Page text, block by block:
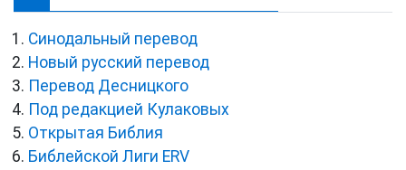
Синодальный перевод
Новый русский перевод
Перевод Десницкого
Под редакцией Кулаковых
Открытая Библия
Библейской Лиги ERV